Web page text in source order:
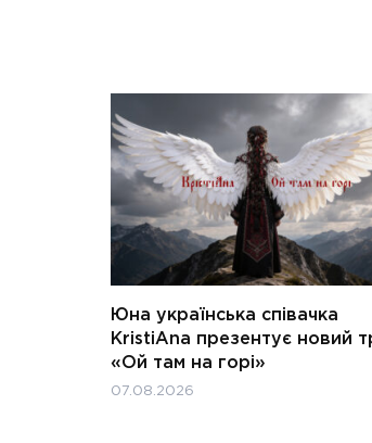
Юна українська співачка
KristiAna презентує новий
«Ой там на горі»
07.08.2026